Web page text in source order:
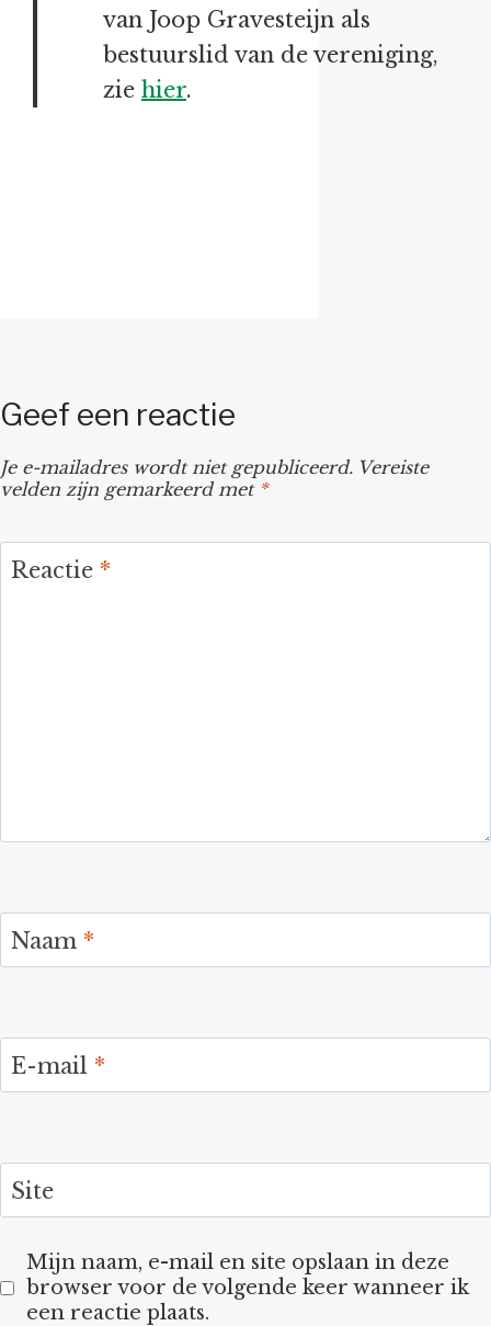
van Joop Gravesteijn als
bestuurslid van de vereniging,
zie hier.
Geef een reactie
Je e-mailadres wordt niet gepubliceerd. Vereiste
velden zijn gemarkeerd met *
Reactie *
Naam *
E-mail *
Site
Mijn naam, e-mail en site opslaan in deze
browser voor de volgende keer wanneer ik
een reactie plaats.